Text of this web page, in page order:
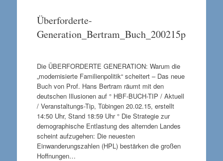
Überforderte-
Generation_Bertram_Buch_200215p
Die ÜBERFORDERTE GENERATION: Warum die
„modernisierte Familienpolitik“ scheitert – Das neue
Buch von Prof. Hans Bertram räumt mit den
deutschen Illusionen auf ° HBF-BUCH-TIP / Aktuell
/ Veranstaltungs-Tip, Tübingen 20.02.15, erstellt
14:50 Uhr, Stand 18:59 Uhr ° Die Strategie zur
demographische Entlastung des alternden Landes
scheint aufzugehen: Die neuesten
Einwanderungszahlen (HPL) bestärken die großen
Hoffnungen…